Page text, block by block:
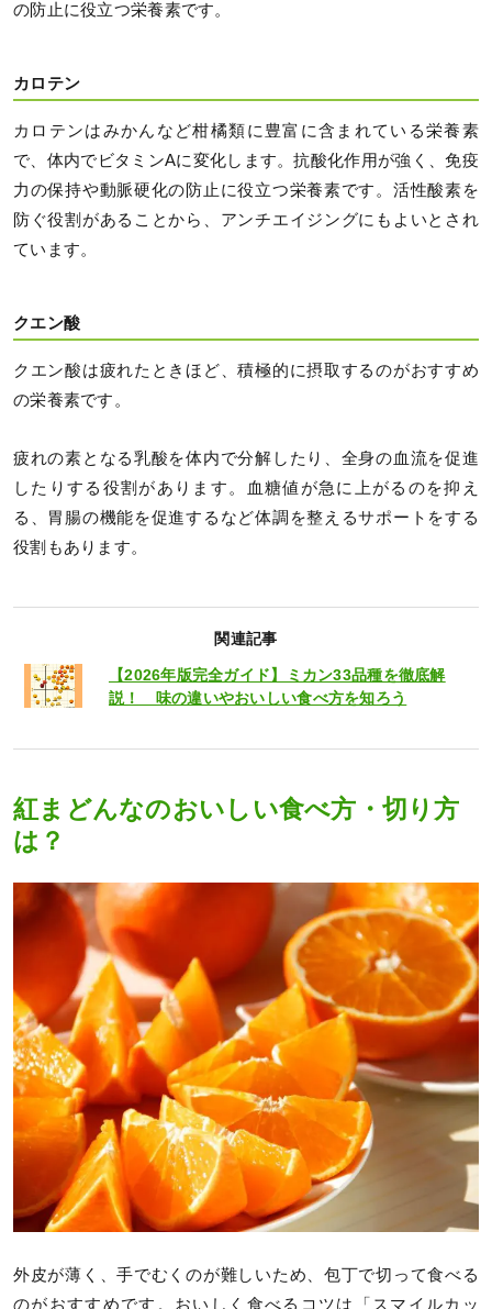
の防止に役立つ栄養素です。
カロテン
カロテンはみかんなど柑橘類に豊富に含まれている栄養素
で、体内でビタミンAに変化します。抗酸化作用が強く、免疫
力の保持や動脈硬化の防止に役立つ栄養素です。活性酸素を
防ぐ役割があることから、アンチエイジングにもよいとされ
ています。
クエン酸
クエン酸は疲れたときほど、積極的に摂取するのがおすすめ
の栄養素です。
疲れの素となる乳酸を体内で分解したり、全身の血流を促進
したりする役割があります。血糖値が急に上がるのを抑え
る、胃腸の機能を促進するなど体調を整えるサポートをする
役割もあります。
関連記事
【2026年版完全ガイド】ミカン33品種を徹底解
説！ 味の違いやおいしい食べ方を知ろう
紅まどんなのおいしい食べ方・切り方
は？
外皮が薄く、手でむくのが難しいため、包丁で切って食べる
のがおすすめです。おいしく食べるコツは「スマイルカッ